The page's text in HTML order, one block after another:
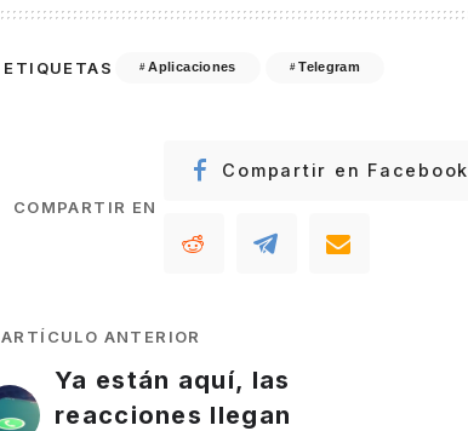
ETIQUETAS Aplicaciones Telegram
COMPARTIR EN
Compartir en Facebook
ARTÍCULO ANTERIOR
Ya están aquí, las
reacciones llegan